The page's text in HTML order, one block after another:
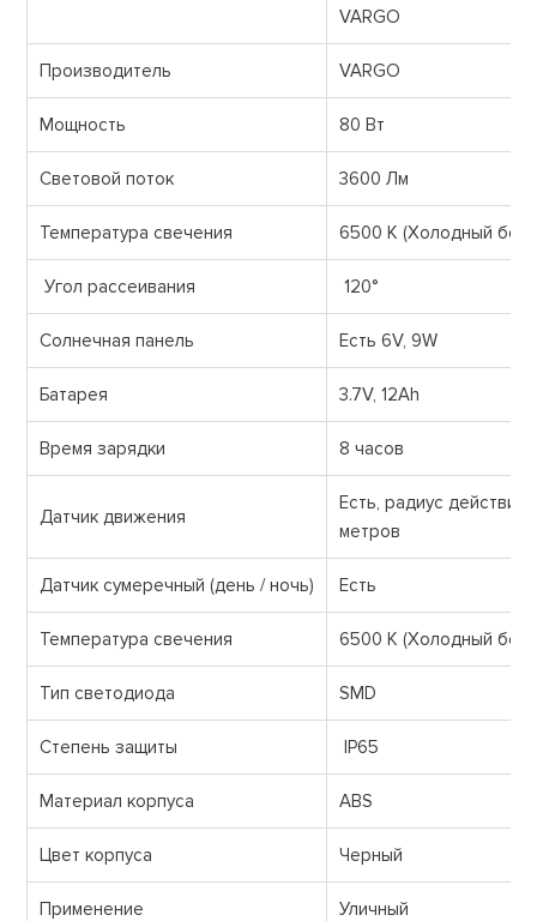
VARGO
Производитель VARGO
Мощность 80 Вт
Световой поток 3600 Лм
Температура свечения 6500 К (Холодный
Угол рассеивания 120°
Солнечная панель Есть 6V, 9W
Батарея 3.7V, 12Ah
Время зарядки 8 часов
Датчик движения
Есть, радиус действия
метров
Датчик сумеречный (день / ночь) Есть
Температура свечения 6500 К (Холодный
Тип светодиода SMD
Степень защиты IP65
Материал корпуса ABS
Цвет корпуса Черный
Применение Уличный